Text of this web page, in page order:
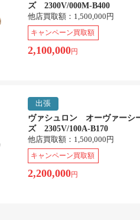
ズ 2300V/000M-B400
他店買取額： 1,500,000円
キャンペーン買取額
2,100,000円
出張
ヴァシュロン オーヴァーシ
ズ 2305V/100A-B170
他店買取額： 1,500,000円
キャンペーン買取額
2,200,000円